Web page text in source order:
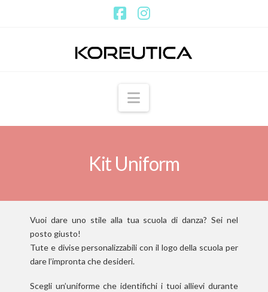
Navigation
Kit Uniform
Vuoi dare uno stile alla tua scuola di danza? Sei nel
posto giusto!
Tute e divise personalizzabili con il logo della scuola per
dare l’impronta che desideri.
Scegli un’uniforme che identifichi i tuoi allievi durante